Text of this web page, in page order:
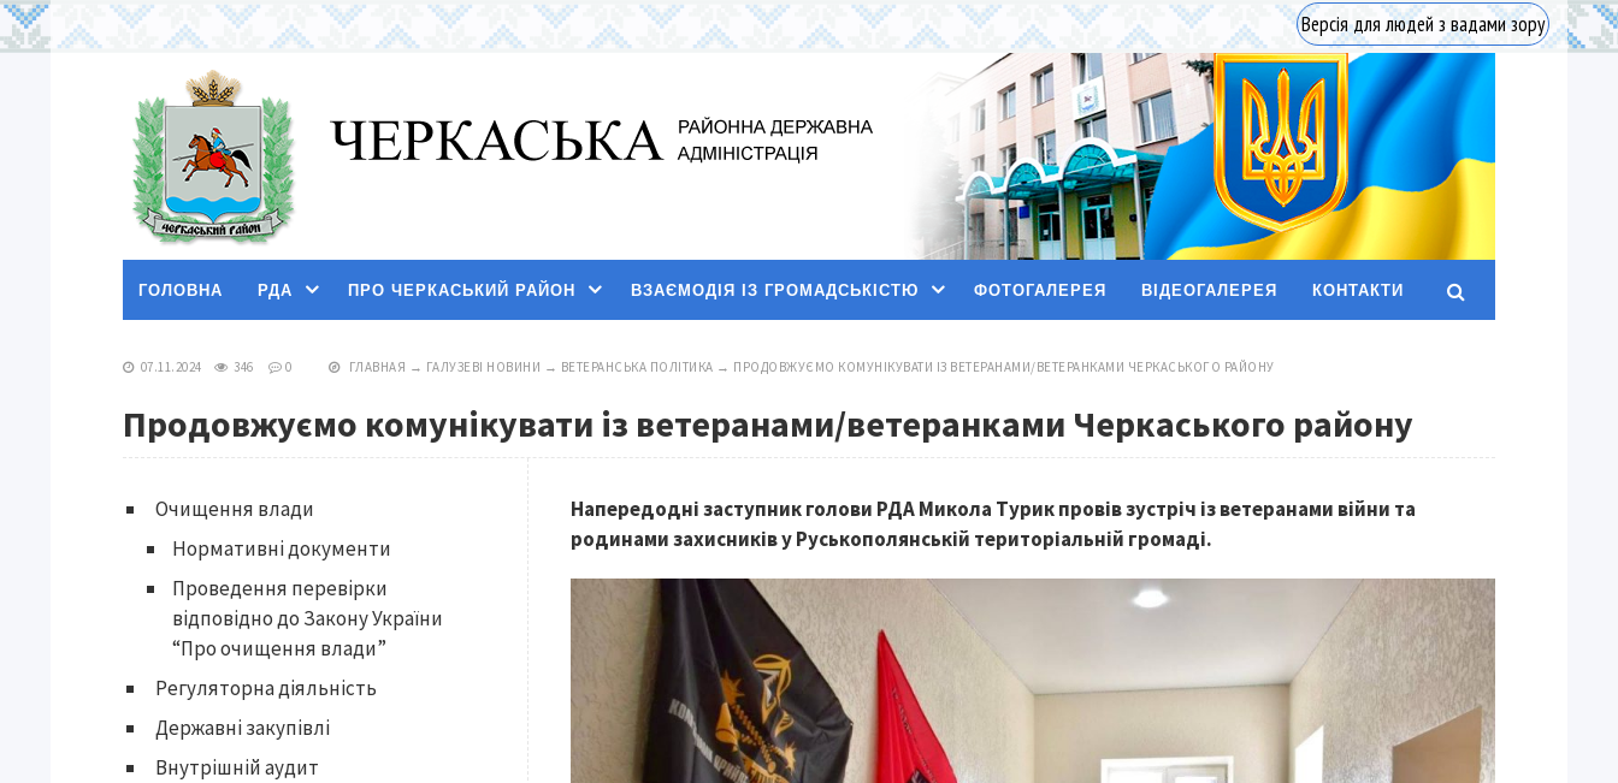
Версія для людей з вадами зору
ГОЛОВНА РДА ПРО ЧЕРКАСЬКИЙ РАЙОН ВЗАЄМОДІЯ ІЗ ГРОМАДСЬКІСТЮ ФОТОГАЛЕРЕЯ ВІДЕОГАЛЕРЕЯ КОНТАКТИ
07.11.2024 346 0 ГЛАВНАЯ → ГАЛУЗЕВІ НОВИНИ → ВЕТЕРАНСЬКА ПОЛІТИКА → ПРОДОВЖУЄМО КОМУНІКУВАТИ ІЗ ВЕТЕРАНАМИ/ВЕТЕРАНКАМИ ЧЕРКАСЬКОГО РАЙОНУ
Продовжуємо комунікувати із ветеранами/ветеранками Черкаського району
Напередодні заступник голови РДА Микола Турик провів зустріч із ветеранами війни та
родинами захисників у Руськополянській територіальній громаді.
Очищення влади
Нормативні документи
Проведення перевірки
відповідно до Закону України
“Про очищення влади”
Регуляторна діяльність
Державні закупівлі
Внутрішній аудит